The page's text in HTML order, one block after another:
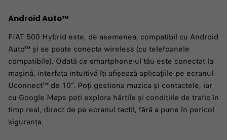
Android Auto™
FIAT 500 Hybrid este, de asemenea, compatibil cu Android
Auto™ și se poate conecta wireless (cu telefoanele
compatibile). Odată ce smartphone-ul tău este conectat la
mașină, interfața intuitivă îți afișează aplicațiile pe ecranul
Uconnect™ de 10”. Poți gestiona muzica și contactele, iar
cu Google Maps poți explora hărțile și condițiile de trafic în
timp real, direct de pe ecranul tactil, fără a pune în pericol
siguranța.